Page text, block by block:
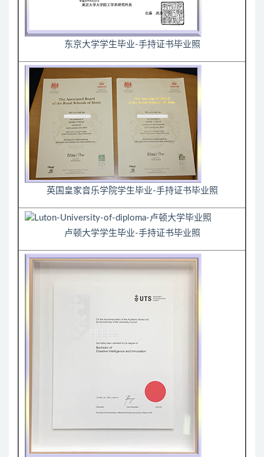
东京大学学生毕业-手持证书毕业照
英国皇家音乐学院学生毕业-手持证书毕业照
卢顿大学学生毕业-手持证书毕业照